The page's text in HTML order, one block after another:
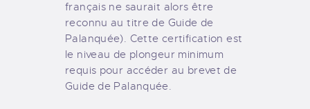
français ne saurait alors être
reconnu au titre de Guide de
Palanquée). Cette certification est
le niveau de plongeur minimum
requis pour accéder au brevet de
Guide de Palanquée.